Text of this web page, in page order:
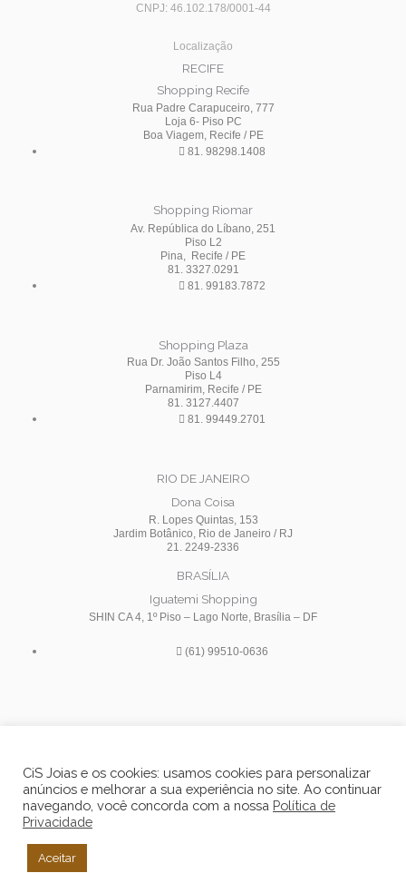
CNPJ: 46.102.178/0001-44
Localização
RECIFE
Shopping Recife
Rua Padre Carapuceiro, 777
Loja 6- Piso PC
Boa Viagem, Recife / PE
81. 98298.1408
Shopping Riomar
Av. República do Líbano, 251
Piso L2
Pina, Recife / PE
81. 3327.0291
81. 99183.7872
Shopping Plaza
Rua Dr. João Santos Filho, 255
Piso L4
Parnamirim, Recife / PE
81. 3127.4407
81. 99449.2701
RIO DE JANEIRO
Dona Coisa
R. Lopes Quintas, 153
Jardim Botânico, Rio de Janeiro / RJ
21. 2249-2336
BRASÍLIA
Iguatemi Shopping
SHIN CA 4, 1º Piso – Lago Norte, Brasília – DF
(61) 99510-0636
n
s
a
c
o
u
CiS Joias e os cookies: usamos cookies para personalizar
anúncios e melhorar a sua experiência no site. Ao continuar
navegando, você concorda com a nossa Política de
Privacidade
Aceitar